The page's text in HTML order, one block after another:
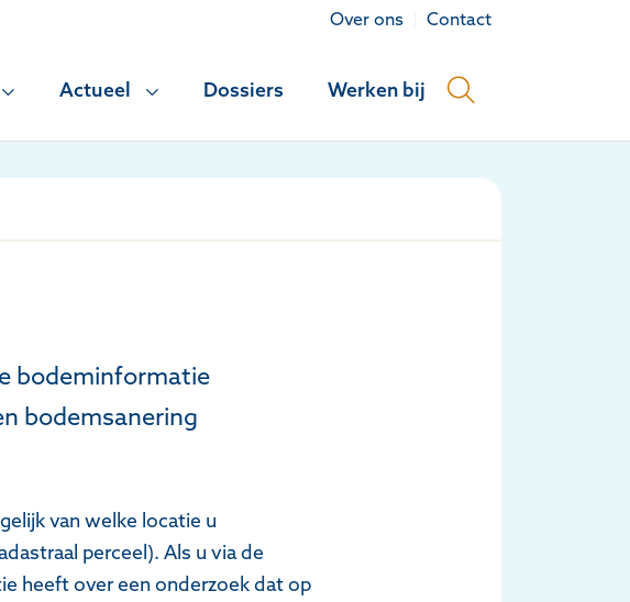
Over ons Contact
Actueel Dossiers Werken bij
bodeminformatie
bodemsanering
van welke locatie u
perceel). Als u via de
heeft over een onderzoek dat op